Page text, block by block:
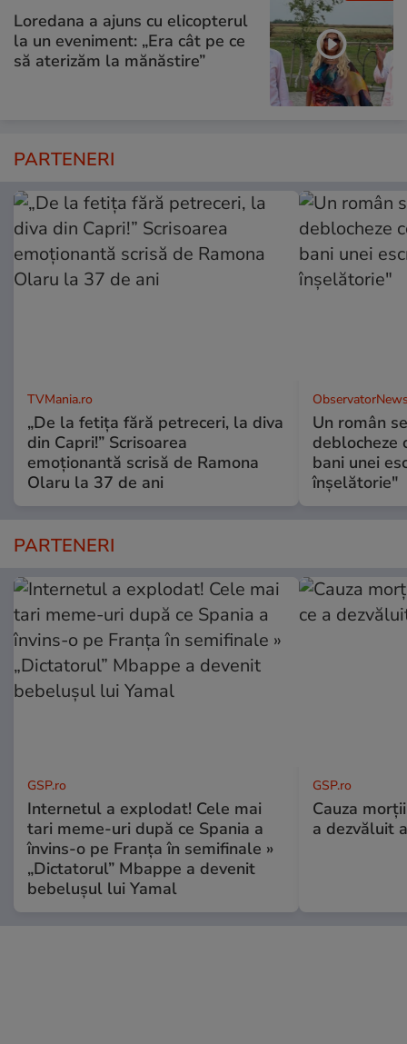
Loredana a ajuns cu elicopterul
la un eveniment: „Era cât pe ce
să aterizăm la mănăstire”
PARTENERI
TVMania.ro
„De la fetița fără petreceri, la diva
din Capri!” Scrisoarea
emoționantă scrisă de Ramona
Olaru la 37 de ani
Un român
deblocheze
bani unei
înşelătorie"
PARTENERI
GSP.ro
Internetul a explodat! Cele mai
tari meme-uri după ce Spania a
învins-o pe Franța în semifinale »
„Dictatorul” Mbappe a devenit
bebelușul lui Yamal
GSP.ro
Cauza
a dezvăluit